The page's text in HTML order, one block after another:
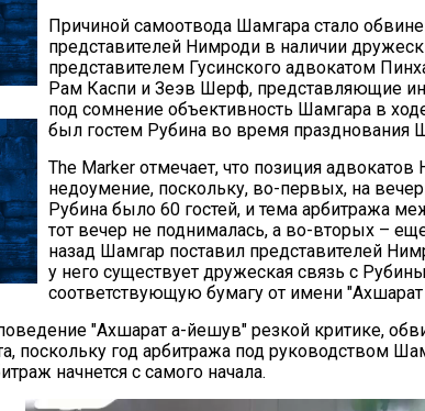
Причиной самоотвода Шамгара стало
представителей Нимроди в наличии
представителем Гусинского адвокатом
Рам Каспи и Зеэв Шерф, представляющие
под сомнение объективность Шамгара в
был гостем Рубина во время празднования
The Marker отмечает, что позиция
недоумение, поскольку, во-первых, на
Рубина было 60 гостей, и тема арбитража
тот вечер не поднималась, а во-вторых –
назад Шамгар поставил представителей
у него существует дружеская связь с
соответствующую бумагу от имени
"Ахшарат а-йешув" резкой критике,
поскольку год арбитража под руководством
начнется с самого начала.